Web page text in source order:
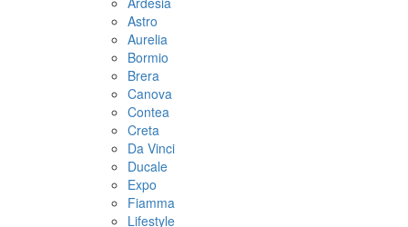
Astro
Aurelia
Bormio
Brera
Canova
Contea
Creta
Da Vinci
Ducale
Expo
Fiamma
Lifestyle